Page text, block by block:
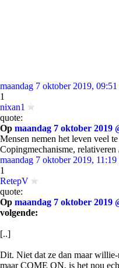
maandag 7 oktober 2019,
1
nixan1
quote:
Op maandag 7 oktober 2019
Mensen nemen het leven veel te
Copingmechanisme,
maandag 7 oktober 2019, 11:19
1
RetepV
quote:
Op maandag 7 oktober 2019
volgende:
[..]
Dit. Niet dat ze dan maar
maar COME ON, is het nou